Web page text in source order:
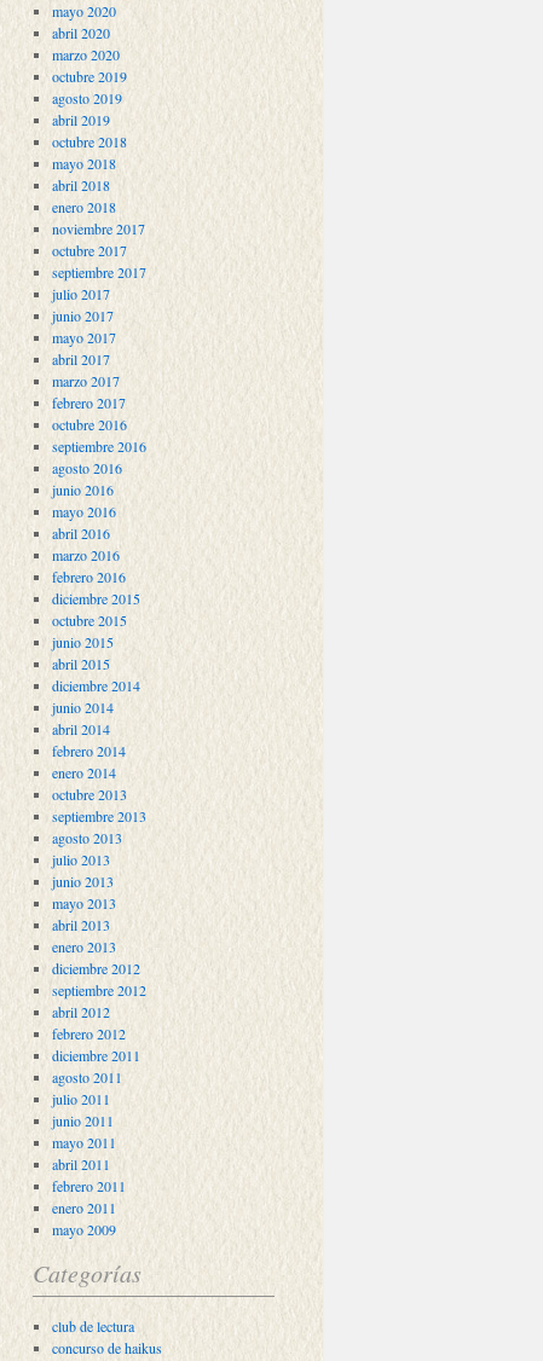
mayo 2020
abril 2020
marzo 2020
octubre 2019
agosto 2019
abril 2019
octubre 2018
mayo 2018
abril 2018
enero 2018
noviembre 2017
octubre 2017
septiembre 2017
julio 2017
junio 2017
mayo 2017
abril 2017
marzo 2017
febrero 2017
octubre 2016
septiembre 2016
agosto 2016
junio 2016
mayo 2016
abril 2016
marzo 2016
febrero 2016
diciembre 2015
octubre 2015
junio 2015
abril 2015
diciembre 2014
junio 2014
abril 2014
febrero 2014
enero 2014
octubre 2013
septiembre 2013
agosto 2013
julio 2013
junio 2013
mayo 2013
abril 2013
enero 2013
diciembre 2012
septiembre 2012
abril 2012
febrero 2012
diciembre 2011
agosto 2011
julio 2011
junio 2011
mayo 2011
abril 2011
febrero 2011
enero 2011
mayo 2009
Categorías
club de lectura
concurso de haikus